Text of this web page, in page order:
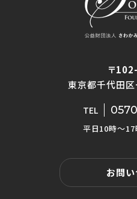
〒
東京都千代田
TEL
平日10時〜17
お問